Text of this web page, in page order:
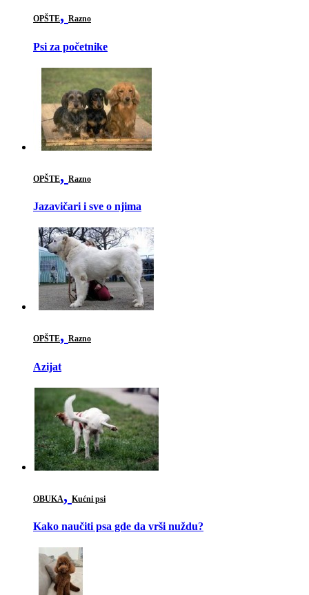
OPŠTE, Razno
Psi za početnike
OPŠTE, Razno
Jazavičari i sve o njima
OPŠTE, Razno
Azijat
OBUKA, Kućni psi
Kako naučiti psa gde da vrši nuždu?